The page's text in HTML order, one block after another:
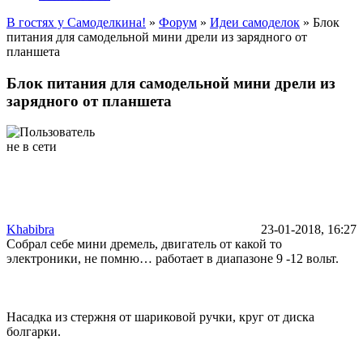
В гостях у Самоделкина! » Форум » Идеи самоделок » Блок
питания для самодельной мини дрели из зарядного от
планшета
Блок питания для самодельной мини дрели из
зарядного от планшета
Khabibra
23-01-2018, 16:27
Собрал себе мини дремель, двигатель от какой то
электроники, не помню… работает в диапазоне 9 -12 вольт.
Насадка из стержня от шариковой ручки, круг от диска
болгарки.